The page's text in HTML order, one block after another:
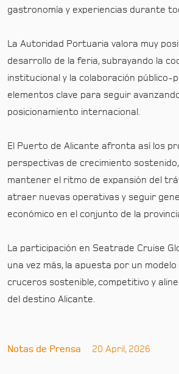
gastronomía y experiencias durante
La Autoridad Portuaria valora muy
desarrollo de la feria, subrayando la
institucional y la colaboración público-
elementos clave para seguir
posicionamiento internacional.
El Puerto de Alicante afronta así los
perspectivas de crecimiento
mantener el ritmo de expansión del
atraer nuevas operativas y seguir
económico en el conjunto de la
La participación en Seatrade Cruise
una vez más, la apuesta por un
cruceros sostenible, competitivo y
del destino Alicante.
Notas de Prensa 20 April, 2026